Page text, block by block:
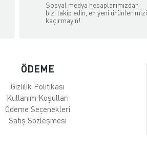
Sosyal medya hesaplarımızdan
bizi takip edin, en yeni ürünlerimizi
kaçırmayın!
ÖDEME
Gizlilik Politikası
Kullanım Koşulları
Ödeme Seçenekleri
Satış Sözleşmesi